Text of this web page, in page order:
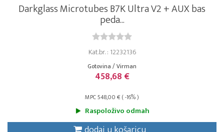
Darkglass Microtubes B7K Ultra V2 + AUX bas
peda...
Kat.br. : 12232136
Gotovina / Virman
458,68 €
MPC 548,00 € ( -16% )
Raspoloživo odmah